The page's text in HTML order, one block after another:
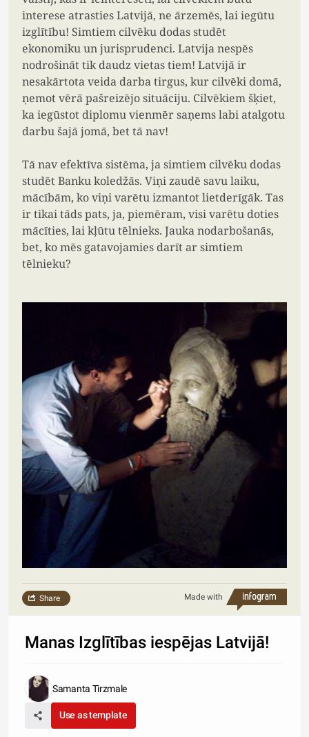
interese atrasties Latvijā, ne ārzemēs, lai iegūtu
izglītību! Simtiem cilvēku dodas studēt
ekonomiku un jurisprudenci. Latvija nespēs
nodrošināt tik daudz vietas tiem! Latvijā ir
nesakārtotaveida darba tirgus, kur cilvēki domā,
ņemot vērā pašreizējo situāciju. Cilvēkiem šķiet,
ka iegūstot diplomu vienmēr saņems labi atalgotu
darbu šajā jomā, bet tā nav!
Tā nav efektīva sistēma, ja simtiem cilvēku dodas
studēt Banku koledžās. Viņi zaudē savu laiku,
mācībām, ko viņi varētu izmantot lietderīgāk. Tas
ir tikai tāds pats, ja, piemēram, visi varētu doties
mācīties, lai kļūtu tēlnieks. Jauka nodarbošanās,
bet, ko mēs gatavojamies darīt ar simtiem
tēlnieku?
Made with
Share
Manas Izglītības iespējas Latvijā!
Samanta Tirzmale
Use as template